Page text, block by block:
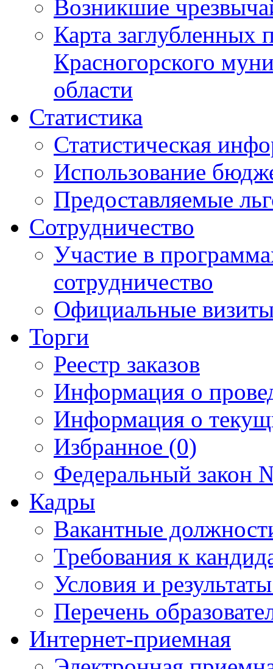
Возникшие
Карта
Красногорского
области
Статистика
Статистическая
Использование
Предоставляемые
Сотрудничество
Участие в
сотрудничество
Официальные
Торги
Реестр заказов
Информация о
Информация о
Избранное (0)
Федеральный закон
Кадры
Вакантные
Требования к
Условия и
Перечень
Интернет-приемная